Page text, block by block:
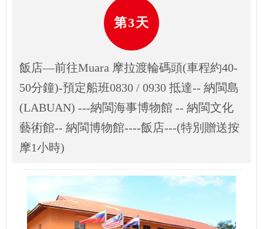
第3天
飯店—前往Muara 摩拉渡輪碼頭(車程約40-
50分鐘)-預定船班0830 / 0930 抵達-- 納閩島
(LABUAN) ---納閩海事博物館 -- 納閩⽂化
藝術館-- 納閩博物館----飯店---(特別贈送按
摩1⼩時)